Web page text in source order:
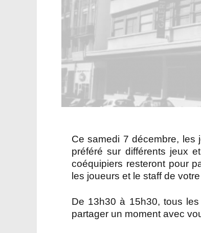
Ce samedi 7 décembre, les
préféré sur différents jeux
coéquipiers resteront pour
les joueurs et le staff de
De 13h30 à 15h30, tous
partager un moment avec